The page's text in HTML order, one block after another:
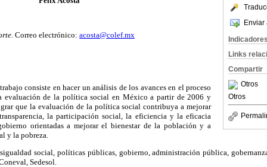
Enviar
Links
Compartir
Otros
Otros
Correo electrónico: acosta@colef.mx
consiste en hacer un análisis de los avances en el proceso
evaluación de la política social en México a partir de 2006 y
que la evaluación de la política social contribuya a mejorar
la participación social, la eficiencia y la eficacia
orientadas a mejorar el bienestar de la población y a
y la pobreza.
social, políticas públicas, gobierno, administración pública,
Sedesol.